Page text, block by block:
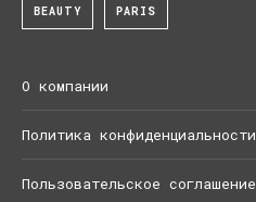
BEAUTY PARIS
О компании
Политика конфиденциальности
Пользовательское соглашение